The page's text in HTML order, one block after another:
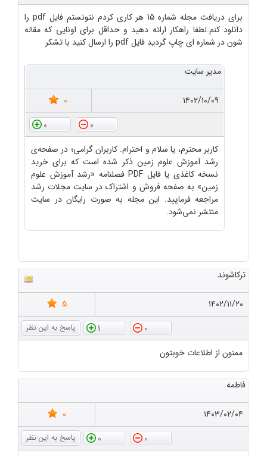
برای دریافت مجله شماره 15 هر کاری کردم نتونستم فایل pdf را
دانلود کنم.لطفا راهکار ارائه دهید و حداقل برای اونایی که مقاله
شون در شماره ای چاپ گردید فایل pdf را ارسال کنید با تشکر
مدیر سایت
۱۴۰۲/۱۰/۰۹
0
0
0
کاربر محترم، یا سلام و احترام. کاربران گرامی؛ در صفحه‌ی
رشد آموزش علوم زمین ذکر شده است که برای خرید
نسخه کاغذی یا فایل PDF فصلنامه «رشد آموزش علوم
زمین» به صفحه فروش و اشتراک در سایت مجلات رشد
مراجعه فرمایید. این مجله به صورت رایگان در سایت
منتشر نمی‌شود.
ترکاشوند
۱۴۰۲/۱۱/۲۰
5
0
1
ممنون از اطلاعات خوبتون
فاطمه
۱۴۰۳/۰۲/۰۴
0
0
0